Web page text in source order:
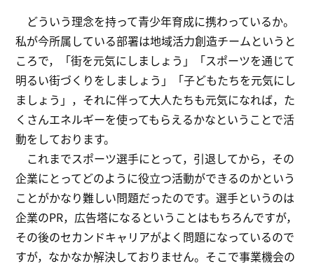
どういう理念を持って青少年育成に携わっているか。
私が今所属している部署は地域活力創造チームというと
ころで，「街を元気にしましょう」「スポーツを通じて
明るい街づくりをしましょう」「子どもたちを元気にし
ましょう」，それに伴って大人たちも元気になれば，た
くさんエネルギーを使ってもらえるかなということで活
動をしております。
これまでスポーツ選手にとって，引退してから，その
企業にとってどのように役立つ活動ができるのかという
ことがかなり難しい問題だったのです。選手というのは
企業のPR，広告塔になるということはもちろんですが，
その後のセカンドキャリアがよく問題になっているので
すが，なかなか解決しておりません。そこで事業機会の